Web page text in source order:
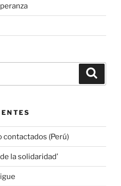
contactados (Perú)
la solidaridad’